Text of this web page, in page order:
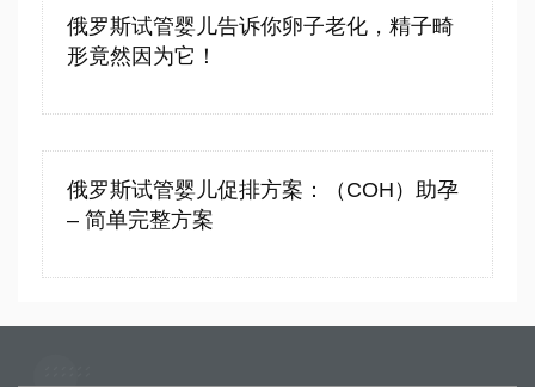
俄罗斯试管婴儿告诉你卵子老化，精子畸
形竟然因为它！
俄罗斯试管婴儿促排方案：（COH）助孕
– 简单完整方案